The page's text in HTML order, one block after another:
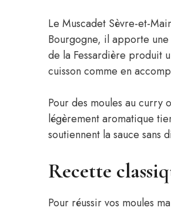
Le Muscadet Sèvre-et-
Bourgogne, il apporte
de la Fessardière produit
cuisson comme en
Pour des moules au curry
légèrement aromatique
soutiennent la sauce sans
Recette
Pour réussir vos moules